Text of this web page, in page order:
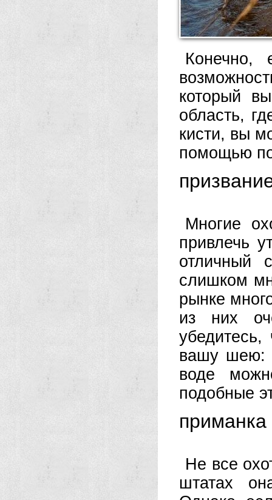
который
область,
кисти, вы
помощью
Многие
привлечь
отличный
слишком
рынке
из них
убедитесь,
вашу шею:
воде
подобные
приманка
Не все
штатах